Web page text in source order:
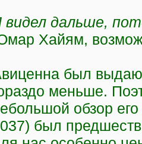
видел дальше,
Хайям,
был
меньше.
обзор
был